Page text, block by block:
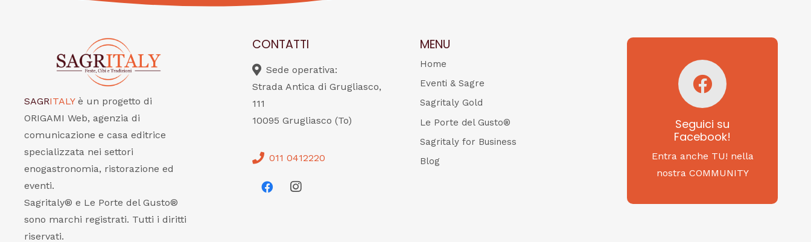
SAGRITALY è un progetto di
ORIGAMI Web, agenzia di
comunicazione e casa editrice
specializzata nei settori
enogastronomia, ristorazione ed
eventi.
Sagritaly® e Le Porte del Gusto®
sono marchi registrati. Tutti i diritti
riservati.
CONTATTI
Sede operativa:
Strada Antica di Grugliasco,
111
10095 Grugliasco (To)
011 0412220
MENU
Home
Eventi & Sagre
Sagritaly Gold
Le Porte del Gusto®
Sagritaly for Business
Blog
Seguici su
Facebook!
Entra anche TU! nella
nostra COMMUNITY
Seguici su
Facebook!
SAGRITALY
Feste, cibi e tradizioni
da Nord a Sud...